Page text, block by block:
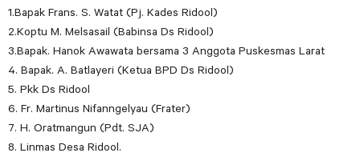
1.Bapak Frans. S. Watat (Pj. Kades Ridool)
2.Koptu M. Melsasail (Babinsa Ds Ridool)
3.Bapak. Hanok Awawata bersama 3 Anggota Puskesmas Larat
4. Bapak. A. Batlayeri (Ketua BPD Ds Ridool)
5. Pkk Ds Ridool
6. Fr. Martinus Nifanngelyau (Frater)
7. H. Oratmangun (Pdt. SJA)
8. Linmas Desa Ridool.